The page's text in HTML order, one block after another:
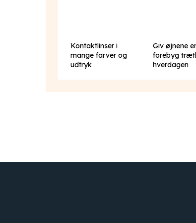
Kontaktlinser i
mange farver og
udtryk
Giv øjnene
forebyg
hverdagen